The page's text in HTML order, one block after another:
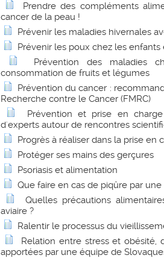
Prendre des compléments
cancer de la peau !
Prévenir les maladies hivernales
Prévenir les poux chez les
Prévention des maladies
consommation de fruits et légumes
Prévention du cancer :
Recherche contre le Cancer (FMRC)
Prévention et prise en
d'experts autour de rencontres
Progrès à réaliser dans la prise en
Protéger ses mains des gerçures
Psoriasis et alimentation
Que faire en cas de piqûre par
Quelles précautions
aviaire ?
Ralentir le processus du
Relation entre stress et obésité,
apportées par une équipe de